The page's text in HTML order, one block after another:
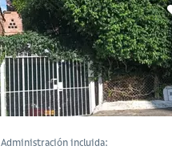
Administración incluida: